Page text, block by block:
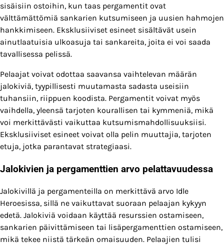
sisäisiin ostoihin, kun taas pergamentit ovat
välttämättömiä sankarien kutsumiseen ja uusien hahmojen
hankkimiseen. Eksklusiiviset esineet sisältävät usein
ainutlaatuisia ulkoasuja tai sankareita, joita ei voi saada
tavallisessa pelissä.
Pelaajat voivat odottaa saavansa vaihtelevan määrän
jalokiviä, tyypillisesti muutamasta sadasta useisiin
tuhansiin, riippuen koodista. Pergamentit voivat myös
vaihdella, yleensä tarjoten kourallisen tai kymmeniä, mikä
voi merkittävästi vaikuttaa kutsumismahdollisuuksiisi.
Eksklusiiviset esineet voivat olla pelin muuttajia, tarjoten
etuja, jotka parantavat strategiaasi.
Jalokivien ja pergamenttien arvo pelattavuudessa
Jalokivillä ja pergamenteilla on merkittävä arvo Idle
Heroesissa, sillä ne vaikuttavat suoraan pelaajan kykyyn
edetä. Jalokiviä voidaan käyttää resurssien ostamiseen,
sankarien päivittämiseen tai lisäpergamenttien ostamiseen,
mikä tekee niistä tärkeän omaisuuden. Pelaajien tulisi